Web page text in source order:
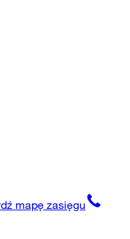
mapę zasięgu